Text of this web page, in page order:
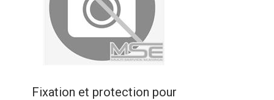
Fixation et protection pour